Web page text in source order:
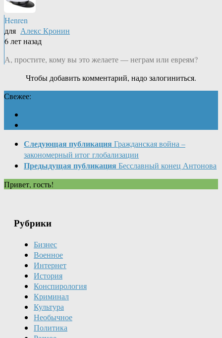
Henren
для Алекс Кронин
6 лет назад
А, простите, кому вы это желаете — неграм или евреям?
Чтобы добавить комментарий, надо залогиниться.
Свежее:
Следующая публикация Гражданская война –
закономерный итог глобализации
Предыдущая публикация Бесславный конец Антонова
Привет, гость!
Рубрики
Бизнес
Военное
Интернет
История
Конспирология
Криминал
Культура
Необычное
Политика